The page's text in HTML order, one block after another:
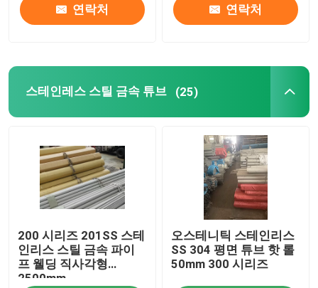
연락처 연락처
스테인레스 스틸 금속 튜브 (25)
200 시리즈 201SS 스테
인리스 스틸 금속 파이
프 웰딩 직사각형
2500mm
오스테니틱 스테인리스
SS 304 평면 튜브 핫 롤
50mm 300 시리즈